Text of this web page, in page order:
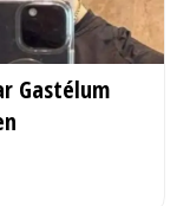
Gastélum